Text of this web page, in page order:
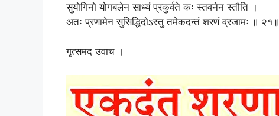
सुयोगिनो योगबलेन साध्यं प्रकुर्वते कः स्तवनेन स्तौति ।
अतः प्रणामेन सुसिद्धिदोऽस्तु तमेकदन्तं शरणं व्रजामः ॥ २१॥
गृत्समद उवाच ।